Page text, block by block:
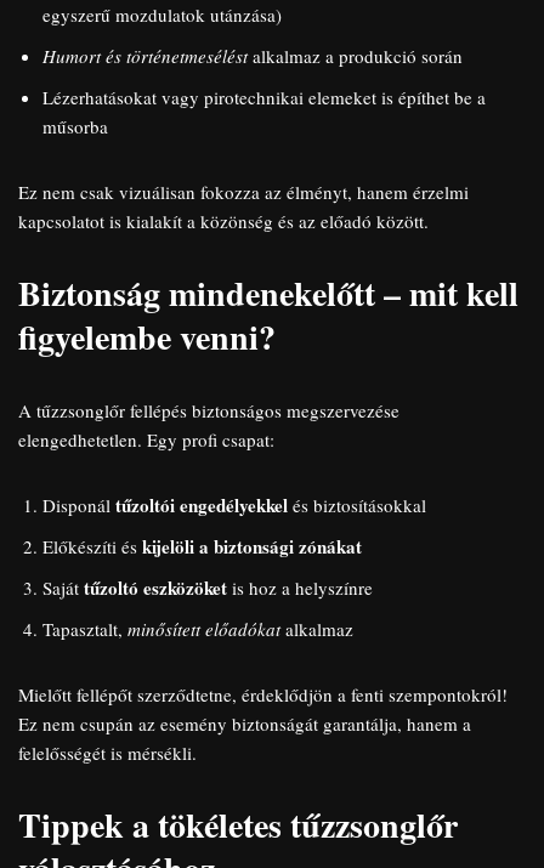
egyszerű mozdulatok utánzása)
Humort és történetmeséléstalkalmaz a produkció során
Lézerhatásokat vagy pirotechnikai elemeket is építhet be a
műsorba
Ez nem csak vizuálisan fokozza az élményt, hanem érzelmi
kapcsolatot is kialakít a közönség és az előadó között.
Biztonság mindenekelőtt – mit kell
figyelembe venni?
A tűzzsonglőr fellépés biztonságos megszervezése
elengedhetetlen. Egy profi csapat:
Disponál tűzoltói engedélyekkel és biztosításokkal
Előkészíti és kijelöli a biztonsági zónákat
Saját tűzoltó eszközöket is hoz a helyszínre
Tapasztalt, minősített előadókatalkalmaz
Mielőtt fellépőt szerződtetne, érdeklődjön a fenti szempontokról!
Ez nem csupán az esemény biztonságát garantálja, hanem a
felelősségét is mérsékli.
Tippek a tökéletes tűzzsonglőr